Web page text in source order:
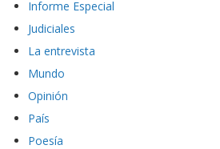
Informe Especial
Judiciales
La entrevista
Mundo
Opinión
País
Poesía